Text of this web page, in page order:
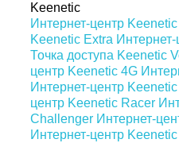
Keenetic
Интернет-центр
Keenetic Extra
Точка доступа Keenetic
центр Keenetic 4G
Интернет-центр
центр Keenetic Racer
Challenger Интернет-
Интернет-центр